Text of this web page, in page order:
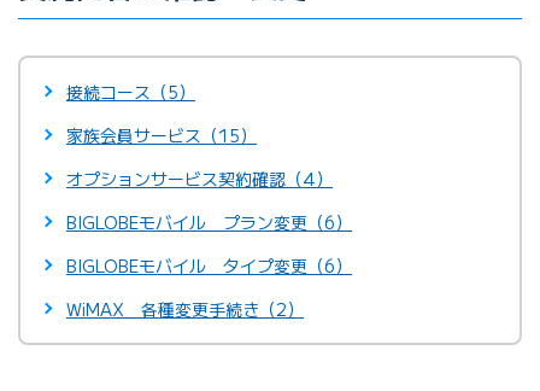
接続コース（5）
家族会員サービス（15）
オプションサービス契約確認（4）
BIGLOBEモバイル プラン変更（6）
BIGLOBEモバイル タイプ変更（6）
WiMAX 各種変更手続き（2）